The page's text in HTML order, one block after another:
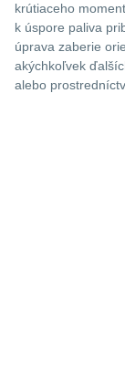
krútiaceho
k úspore paliva
úprava zaberie
akýchkoľvek
alebo